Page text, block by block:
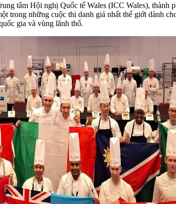
tâm Hội nghị Quốc tế Wales (ICC Wales),
trong những cuộc thi danh giá nhất thế giới dành
gia và vùng lãnh thổ.